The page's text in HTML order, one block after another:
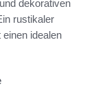
dekorativen
rustikaler
idealen